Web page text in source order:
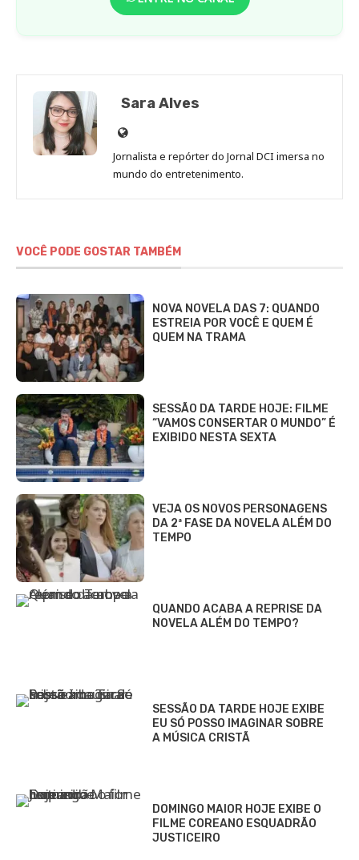
Sara Alves
Site
de
Sara
Jornalista e repórter do Jornal DCI imersa no
mundo do entretenimento.
VOCÊ PODE GOSTAR TAMBÉM
NOVA NOVELA DAS 7: QUANDO
ESTREIA POR VOCÊ E QUEM É
QUEM NA TRAMA
SESSÃO DA TARDE HOJE: FILME
“VAMOS CONSERTAR O MUNDO” É
EXIBIDO NESTA SEXTA
VEJA OS NOVOS PERSONAGENS
DA 2ª FASE DA NOVELA ALÉM DO
TEMPO
QUANDO ACABA A REPRISE DA
NOVELA ALÉM DO TEMPO?
SESSÃO DA TARDE HOJE EXIBE
EU SÓ POSSO IMAGINAR SOBRE
A MÚSICA CRISTÃ
DOMINGO MAIOR HOJE EXIBE O
FILME COREANO ESQUADRÃO
JUSTICEIRO